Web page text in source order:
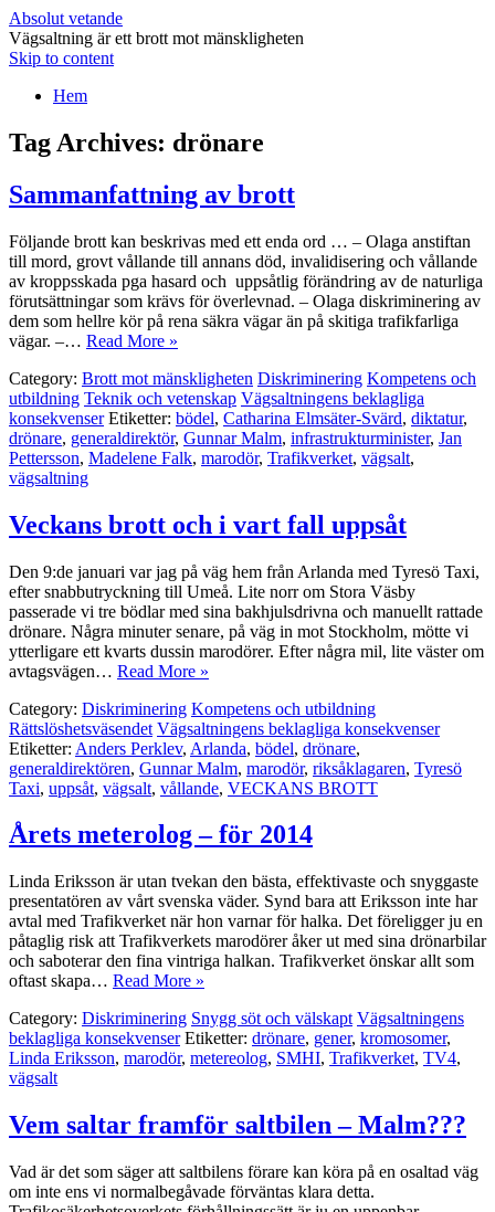
Absolut vetande
Vägsaltning är ett brott mot mänskligheten
Skip to content
Hem
Tag Archives: drönare
Sammanfattning av brott
Följande brott kan beskrivas med ett enda ord … – Olaga anstiftan
till mord, grovt vållande till annans död, invalidisering och vållande
av kroppsskada pga hasard och uppsåtlig förändring av de naturliga
förutsättningar som krävs för överlevnad. – Olaga diskriminering av
dem som hellre kör på rena säkra vägar än på skitiga trafikfarliga
vägar. –… Read More »
Category: Brott mot mänskligheten Diskriminering Kompetens och
utbildning Teknik och vetenskap Vägsaltningens beklagliga
konsekvenser Etiketter: bödel, Catharina Elmsäter-Svärd, diktatur,
drönare, generaldirektör, Gunnar Malm, infrastrukturminister, Jan
Pettersson, Madelene Falk, marodör, Trafikverket, vägsalt,
vägsaltning
Veckans brott och i vart fall uppsåt
Den 9:de januari var jag på väg hem från Arlanda med Tyresö Taxi,
efter snabbutryckning till Umeå. Lite norr om Stora Väsby
passerade vi tre bödlar med sina bakhjulsdrivna och manuellt rattade
drönare. Några minuter senare, på väg in mot Stockholm, mötte vi
ytterligare ett kvarts dussin marodörer. Efter några mil, lite väster om
avtagsvägen… Read More »
Category: Diskriminering Kompetens och utbildning
Rättslöshetsväsendet Vägsaltningens beklagliga konsekvenser
Etiketter: Anders Perklev, Arlanda, bödel, drönare,
generaldirektören, Gunnar Malm, marodör, riksåklagaren, Tyresö
Taxi, uppsåt, vägsalt, vållande, VECKANS BROTT
Årets meterolog – för 2014
Linda Eriksson är utan tvekan den bästa, effektivaste och snyggaste
presentatören av vårt svenska väder. Synd bara att Eriksson inte har
avtal med Trafikverket när hon varnar för halka. Det föreligger ju en
påtaglig risk att Trafikverkets marodörer åker ut med sina drönarbilar
och saboterar den fina vintriga halkan. Trafikverket önskar allt som
oftast skapa… Read More »
Category: Diskriminering Snygg söt och välskapt Vägsaltningens
beklagliga konsekvenser Etiketter: drönare, gener, kromosomer,
Linda Eriksson, marodör, metereolog, SMHI, Trafikverket, TV4,
vägsalt
Vem saltar framför saltbilen – Malm???
Vad är det som säger att saltbilens förare kan köra på en osaltad väg
om inte ens vi normalbegåvade förväntas klara detta.